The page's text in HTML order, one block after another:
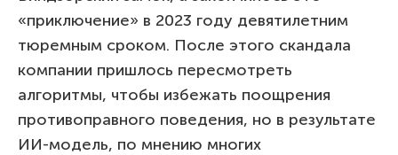
«приключение» в 2023 году девятилетним
тюремным сроком. После этого скандала
компании пришлось пересмотреть
алгоритмы, чтобы избежать поощрения
противоправного поведения, но в результате
ИИ-модель, по мнению многих